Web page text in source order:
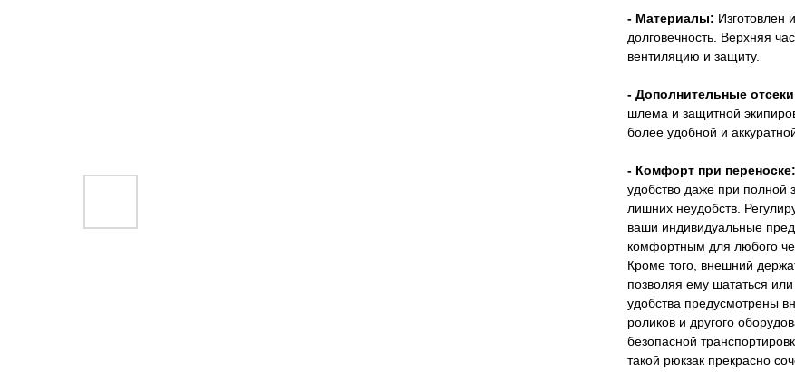
- Материалы: Изготовлен
долговечность. Верхняя
вентиляцию и защиту.
- Дополнительные
шлема и защитной
более удобной и
- Комфорт при переноске:
удобство даже при полной
лишних неудобств.
ваши индивидуальные
комфортным для любого
Кроме того, внешний
позволяя ему шататься
удобства предусмотрены
роликов и другого
безопасной
такой рюкзак прекрасно